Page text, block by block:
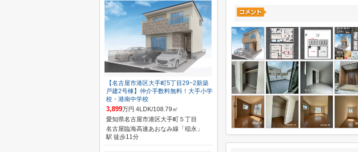
【名古屋市港区大手町5丁目29−2新築
戸建2号棟】仲介手数料無料！大手小学
校・港南中学校
3,899万円 4LDK/108.79㎡
愛知県名古屋市港区大手町５丁目
名古屋臨海高速あおなみ線「稲永」
駅 徒歩11分